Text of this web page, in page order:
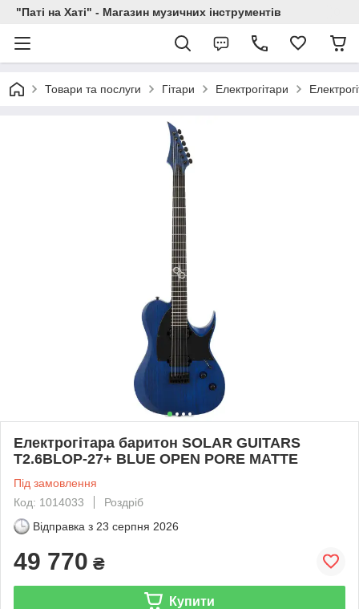
"Паті на Хаті" - Магазин музичних інструментів
Товари та послуги Гітари Електрогітари
Електрогітара баритон SOLAR GUITARS
T2.6BLOP-27+ BLUE OPEN PORE MATTE
Під замовлення
Код: 1014033
Роздріб
Відправка з 23 серпня 2026
49 770 ₴
Купити